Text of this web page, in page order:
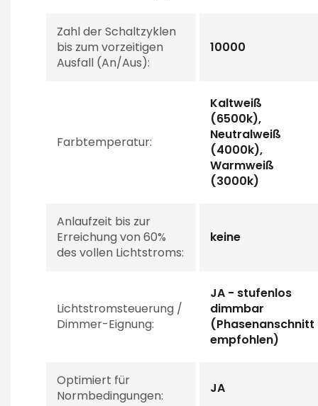
Zahl der Schaltzyklen
bis zum vorzeitigen
Ausfall (An/Aus):
10000
Farbtemperatur:
Kaltweiß
(6500k),
Neutralweiß
(4000k),
Warmweiß
(3000k)
Anlaufzeit bis zur
Erreichung von 60%
des vollen Lichtstroms:
keine
Lichtstromsteuerung /
Dimmer-Eignung:
JA - stufenlos
dimmbar
(Phasenanschnitt
empfohlen)
Optimiert für
Normbedingungen:
JA